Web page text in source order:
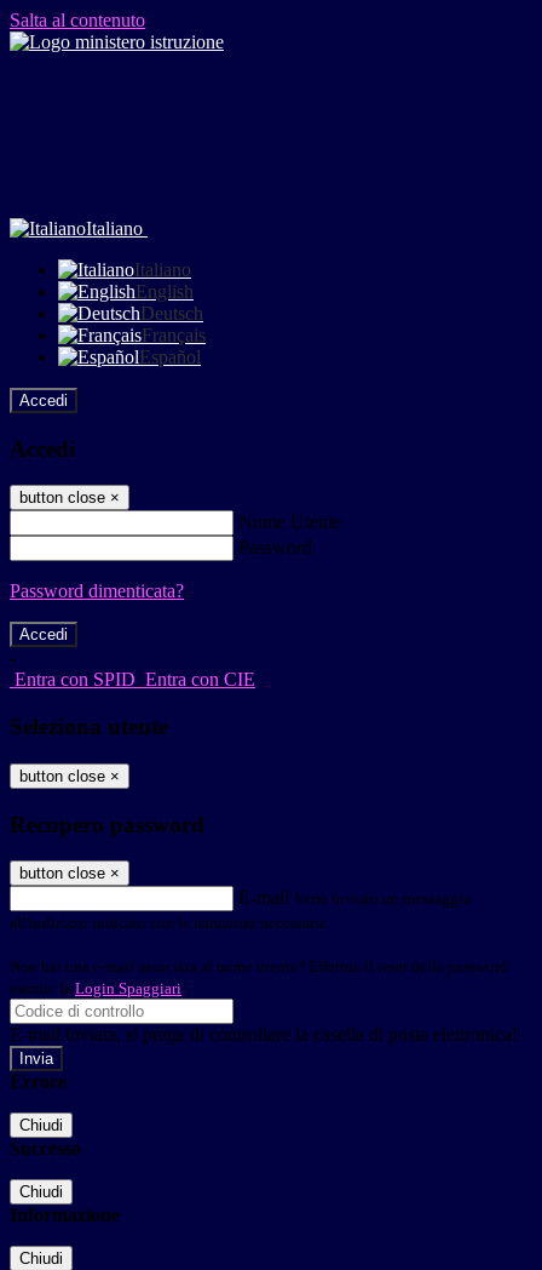
Salta al contenuto
Italiano
Italiano
English
Deutsch
Français
Español
Accedi
Accedi
button close ×
Nome Utente
Password
Password dimenticata?
-
Entra con SPID Entra con CIE
Seleziona utente
button close ×
Recupero password
button close ×
E-mail Verrà inviato un messaggio
all'indirizzo indicato con le istruzioni necessarie.
Non hai una e-mail associata al nome utente? Effettua il reset della password
tramite la Login Spaggiari
E-mail inviata, si prega di controllare la casella di posta elettronica!
Errore
Chiudi
Successo
Chiudi
Informazione
Chiudi